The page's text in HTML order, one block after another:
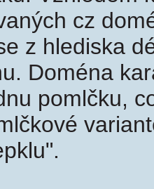
cz
z hlediska
Doména
pomlčku,